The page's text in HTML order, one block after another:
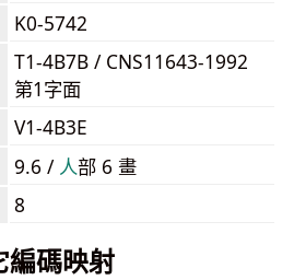
K0-5742
T1-4B7B / CNS11643-1992
第1字面
V1-4B3E
9.6 / ⼈部 6 畫
8
碼映射